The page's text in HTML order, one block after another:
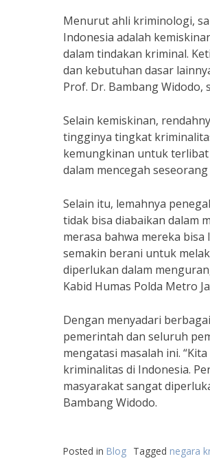
Menurut ahli kriminologi,
Indonesia adalah
dalam tindakan kriminal.
dan kebutuhan dasar
Prof. Dr. Bambang
Selain kemiskinan,
tingginya tingkat
kemungkinan untuk
dalam mencegah
Selain itu, lemahnya
tidak bisa diabaikan dalam
merasa bahwa mereka
semakin berani untuk
diperlukan dalam
Kabid Humas Polda Metro
Dengan menyadari
pemerintah dan seluruh
mengatasi masalah ini.
kriminalitas di Indonesia.
masyarakat sangat
Bambang Widodo.
Posted in Blog Tagged negara